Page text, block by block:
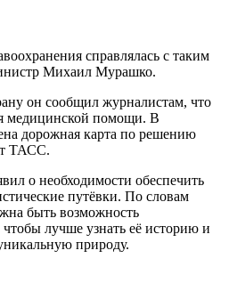
справлялась с таким
Михаил Мурашко.
он сообщил журналистам, что
медицинской помощи. В
дорожная карта по решению
ТАСС.
о необходимости обеспечить
путёвки. По словам
быть возможность
чтобы лучше узнать её историю и
природу.